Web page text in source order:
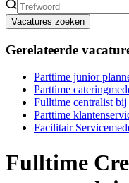
Vacatures zoeken
Gerelateerde
Parttime junior
Parttime
Fulltime centralist
Parttime
Facilitair
Fulltime